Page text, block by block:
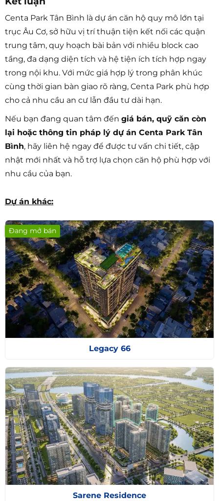
Centa Park Tân Bình là dự án căn hộ quy mô lớn tại
trục Âu Cơ, sở hữu vị trí thuận tiện kết nối các quận
trung tâm, quy hoạch bài bản với nhiều block cao
tầng, đa dạng diện tích và hệ tiện ích tích hợp ngay
trong nội khu. Với mức giá hợp lý trong phân khúc
cùng thời gian bàn giao rõ ràng, Centa Park phù hợp
cho cả nhu cầu an cư lẫn đầu tư dài hạn.
Nếu bạn đang quan tâm đến giá bán, quỹ căn còn
lại hoặc thông tin pháp lý dự án Centa Park Tân
Bình, hãy liên hệ ngay để được tư vấn chi tiết, cập
nhật mới nhất và hỗ trợ lựa chọn căn hộ phù hợp với
nhu cầu của bạn.
Dự án khác:
Đang mở bán
Legacy 66
Sarene Residence